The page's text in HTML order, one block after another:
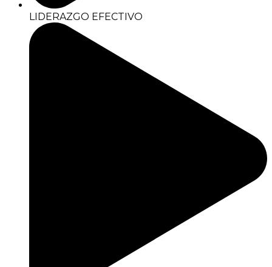
LIDERAZGO EFECTIVO